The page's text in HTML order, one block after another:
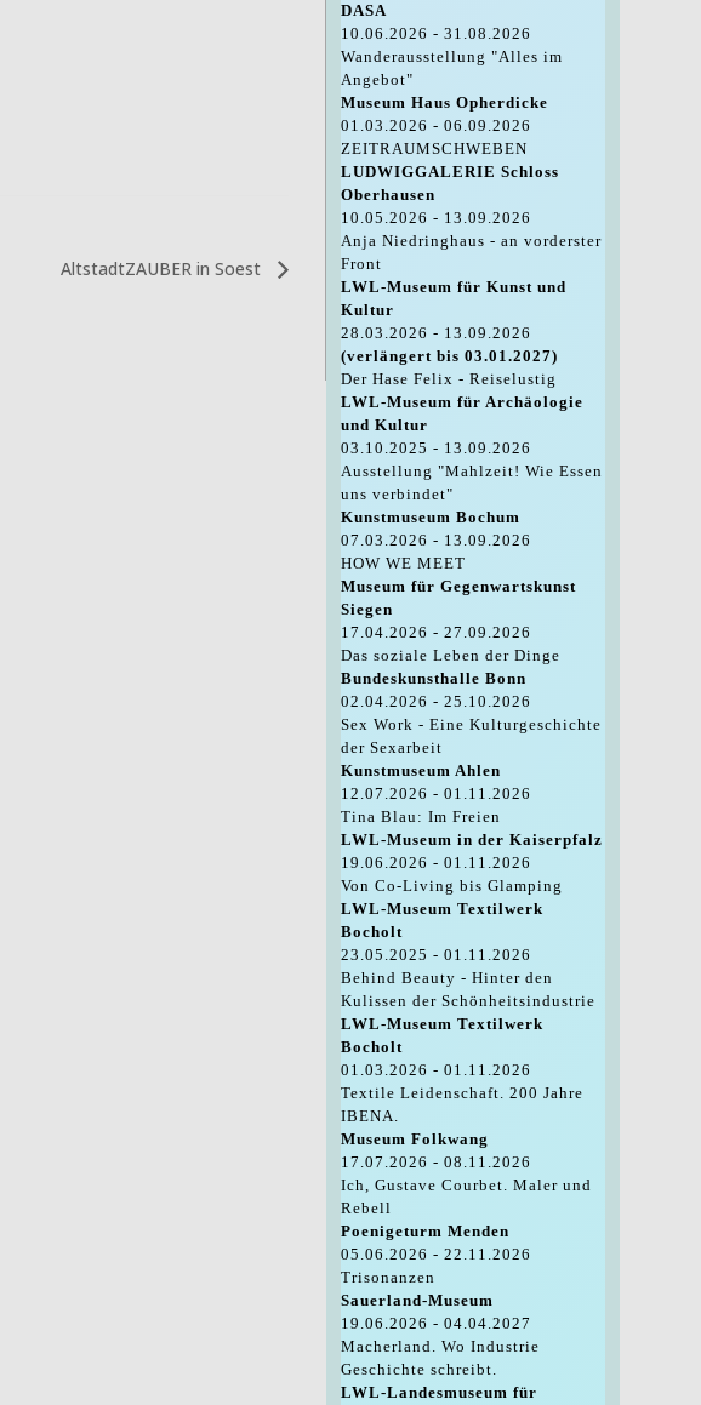
AltstadtZAUBER in Soest
DASA
10.06.2026 - 31.08.2026
Wanderausstellung "Alles im
Angebot"
Museum Haus Opherdicke
01.03.2026 - 06.09.2026
ZEITRAUMSCHWEBEN
LUDWIGGALERIE Schloss
Oberhausen
10.05.2026 - 13.09.2026
Anja Niedringhaus - an vorderster
Front
LWL-Museum für Kunst und
Kultur
28.03.2026 - 13.09.2026
(verlängert bis 03.01.2027)
Der Hase Felix - Reiselustig
LWL-Museum für Archäologie
und Kultur
03.10.2025 - 13.09.2026
Ausstellung "Mahlzeit! Wie Essen
uns verbindet"
Kunstmuseum Bochum
07.03.2026 - 13.09.2026
HOW WE MEET
Museum für Gegenwartskunst
Siegen
17.04.2026 - 27.09.2026
Das soziale Leben der Dinge
Bundeskunsthalle Bonn
02.04.2026 - 25.10.2026
Sex Work - Eine Kulturgeschichte
der Sexarbeit
Kunstmuseum Ahlen
12.07.2026 - 01.11.2026
Tina Blau: Im Freien
LWL-Museum in der Kaiserpfalz
19.06.2026 - 01.11.2026
Von Co-Living bis Glamping
LWL-Museum Textilwerk
Bocholt
23.05.2025 - 01.11.2026
Behind Beauty - Hinter den
Kulissen der Schönheitsindustrie
LWL-Museum Textilwerk
Bocholt
01.03.2026 - 01.11.2026
Textile Leidenschaft. 200 Jahre
IBENA.
Museum Folkwang
17.07.2026 - 08.11.2026
Ich, Gustave Courbet. Maler und
Rebell
Poenigeturm Menden
05.06.2026 - 22.11.2026
Trisonanzen
Sauerland-Museum
19.06.2026 - 04.04.2027
Macherland. Wo Industrie
Geschichte schreibt.
LWL-Landesmuseum für